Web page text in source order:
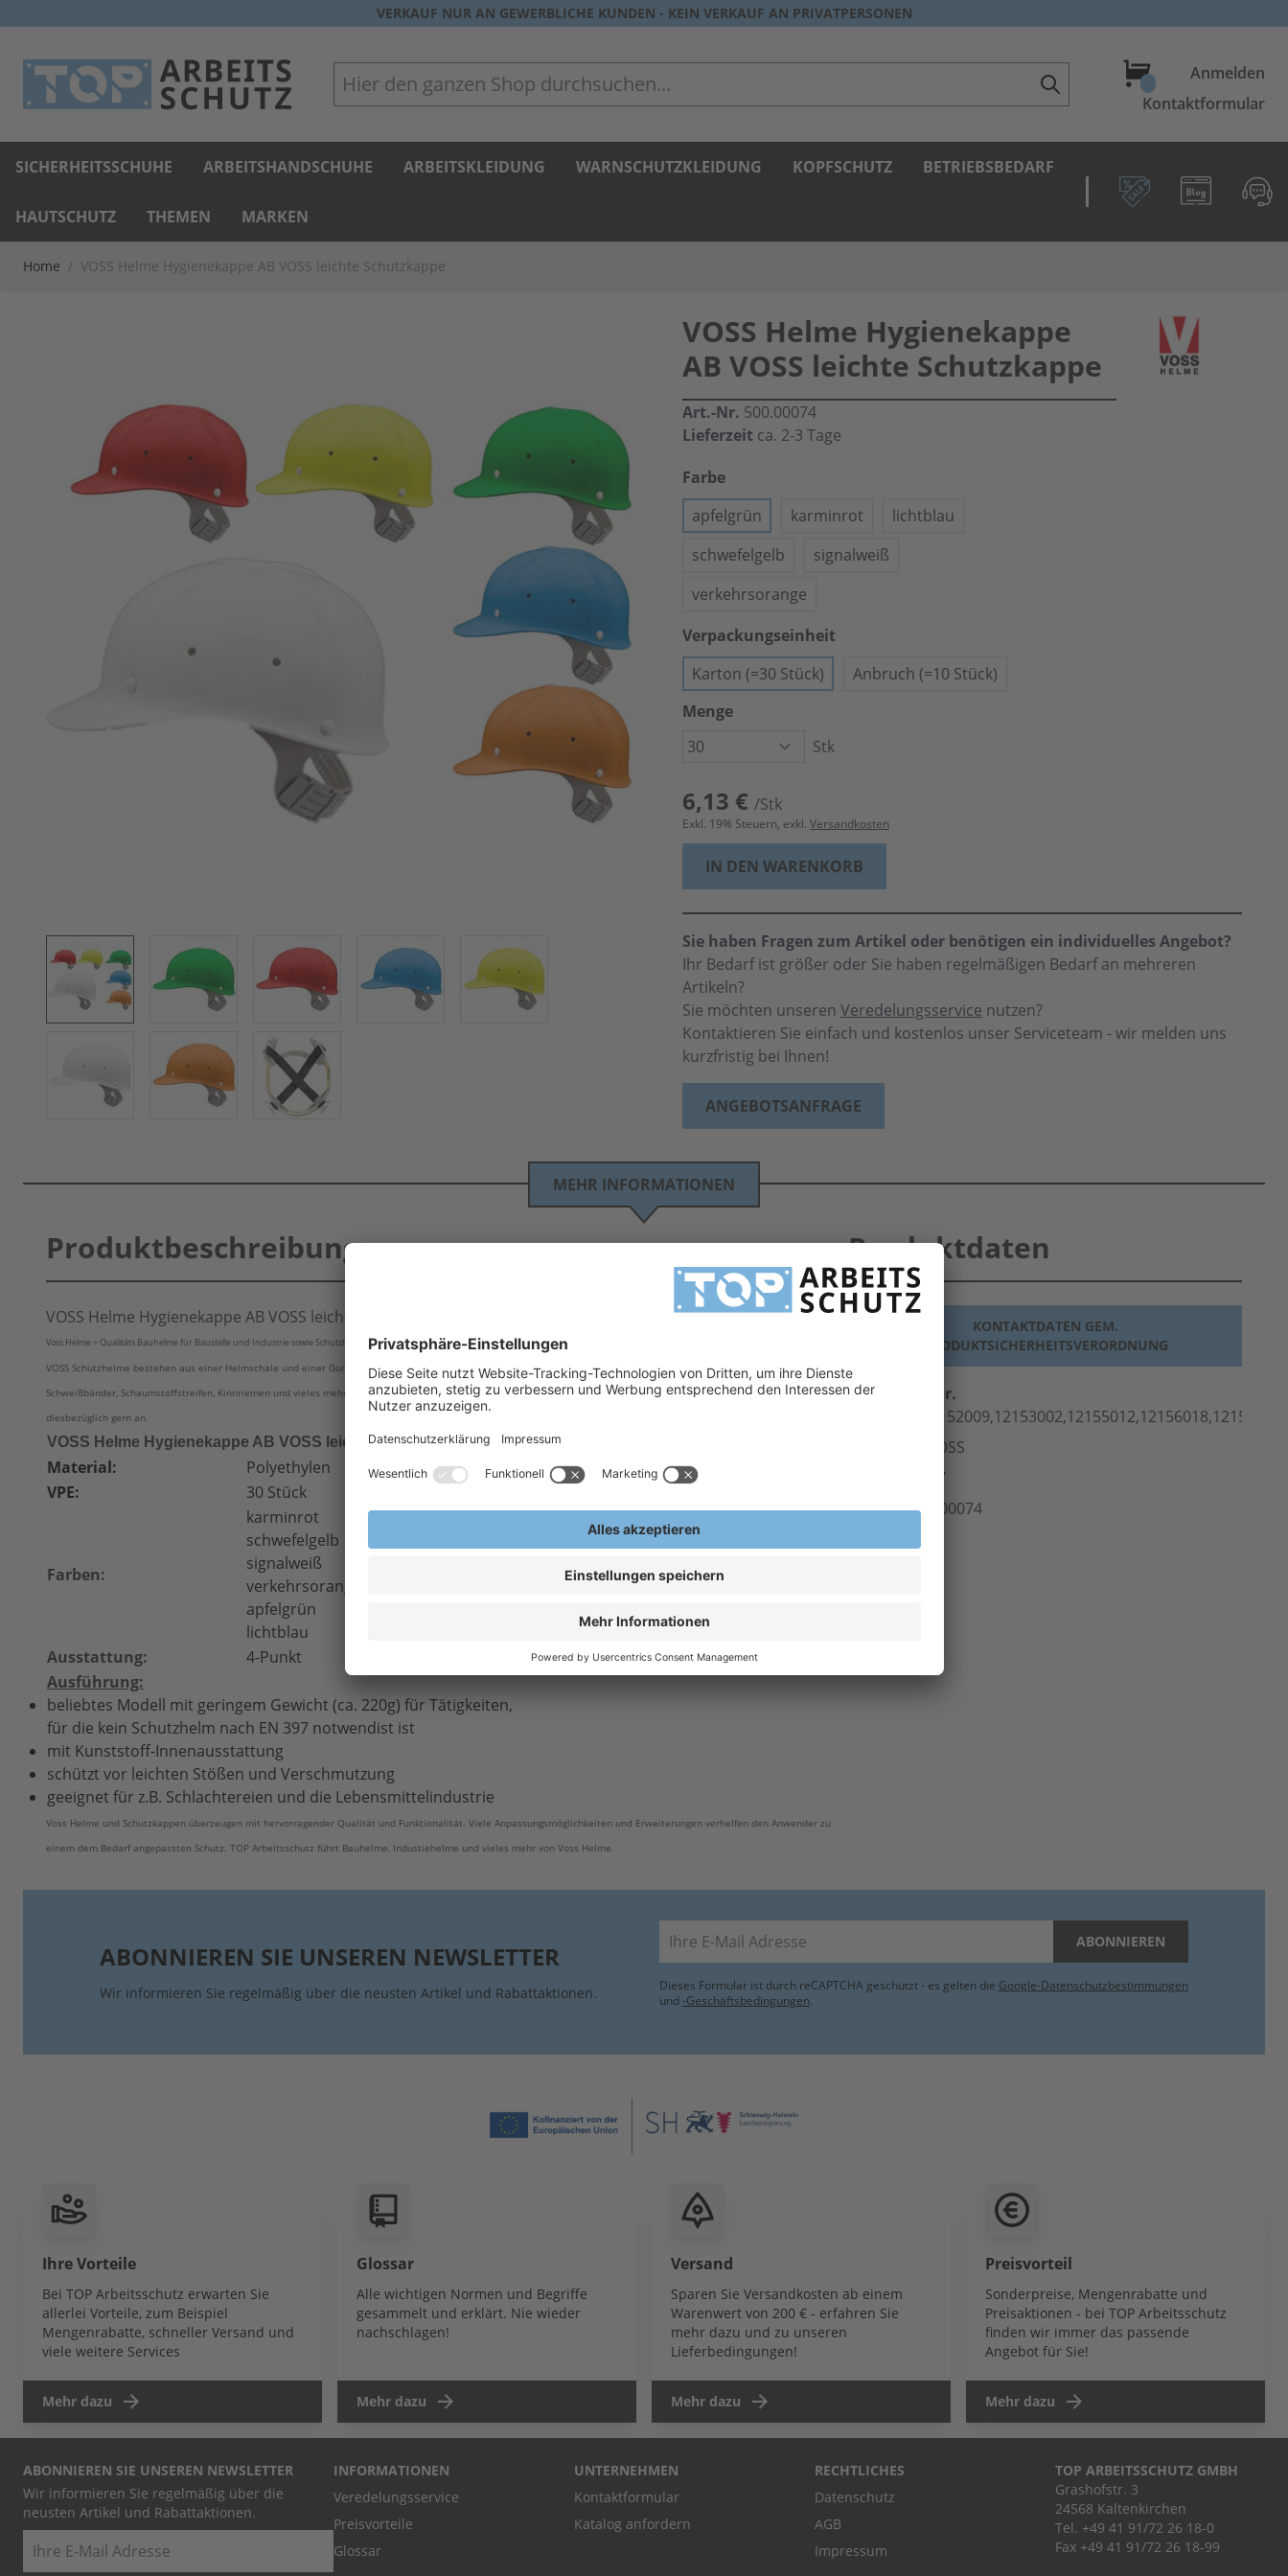
VERKAUF NUR AN GEWERBLICHE KUNDEN - KEIN VERKAUF AN PRIVATPERSONEN
Hier den ganzen Shop durchsuchen... WarenkorbAnmelden
Kontaktformular
SICHERHEITSSCHUHE ARBEITSHANDSCHUHE ARBEITSKLEIDUNG WARNSCHUTZKLEIDUNG KOPFSCHUTZ BETRIEBSBEDARF
HAUTSCHUTZ THEMEN MARKEN
Home / VOSS Helme Hygienekappe AB VOSS leichte Schutzkappe
VOSS Helme Hygienekappe
AB VOSS leichte Schutzkappe
Art.-Nr. 500.00074
Lieferzeit ca. 2-3 Tage
Farbe
apfelgrün
karminrot
lichtblau
schwefelgelb
signalweiß
verkehrsorange
Verpackungseinheit
Karton (=30 Stück)
Anbruch (=10 Stück)
Menge
Stk
6,13 € /Stk
Exkl. 19% Steuern, exkl. Versandkosten
IN DEN WARENKORB
Sie haben Fragen zum Artikel oder benötigen ein individuelles Angebot?
Ihr Bedarf ist größer oder Sie haben regelmäßigen Bedarf an mehreren
Artikeln?
Sie möchten unseren Veredelungsservice nutzen?
Kontaktieren Sie einfach und kostenlos unser Serviceteam - wir melden uns
kurzfristig bei Ihnen!
ANGEBOTSANFRAGE
MEHR INFORMATIONEN
Produktbeschreibung
VOSS Helme Hygienekappe AB VOSS leichte Schutzkappe
Voss Helme > Qualitäts Bauhelme für Baustelle und Industrie sowie Schutzhelme für spezielle Einsatzzwecke > Preise für Großmengen auf Anfrage > Helme z. T. auch mit Aufdruck möglich
VOSS Schutzhelme bestehen aus einer Helmschale und einer Gurtband- oder Kunststoff-Innenausstattung. Modellabhängig oder auf Wunsch gibt es regulierbare Belüftung,
Schweißbänder, Schaumstoffstreifen, Kinnriemen und vieles mehr. Welcher VOSS-Helm für Sie der richtige ist, hängt vom jeweiligen Einsatzzweck ab >> sprechen Sie uns
diesbezüglich gern an.
VOSS Helme Hygienekappe AB VOSS leichte Schutzkappe
Material:
Polyethylen
VPE:
30 Stück
Farben:
karminrot
schwefelgelb
signalweiß
verkehrsorange
apfelgrün
lichtblau
Ausstattung:
4-Punkt
Ausführung:
beliebtes Modell mit geringem Gewicht (ca. 220g) für Tätigkeiten,
für die kein Schutzhelm nach EN 397 notwendist ist
mit Kunststoff-Innenausstattung
schützt vor leichten Stößen und Verschmutzung
geeignet für z.B. Schlachtereien und die Lebensmittelindustrie
Voss Helme und Schutzkappen überzeugen mit hervorragender Qualität und Funktionalität. Viele Anpassungsmöglichkeiten und Erweiterungen verhelfen den Anwender zu
einem dem Bedarf angepassten Schutz. TOP Arbeitsschutz führt Bauhelme, Industiehelme und vieles mehr von Voss Helme.
Produktdaten
KONTAKTDATEN GEM.
PRODUKTSICHERHEITSVERORDNUNG
Herst.-Art.-Nr.
12151016,12152009,12153002,12155012,12156018,12159003
VOSS
EN 397
Art.-Nr.500.00074
ABONNIEREN SIE UNSEREN NEWSLETTER
Wir informieren Sie regelmäßig über die neusten Artikel und Rabattaktionen.
E-Mail ABONNIEREN
Dieses Formular ist durch reCAPTCHA geschützt - es gelten die Google-Datenschutzbestimmungen
und -Geschäftsbedingungen.
Ihre Vorteile
Bei TOP Arbeitsschutz erwarten Sie
allerlei Vorteile, zum Beispiel
Mengenrabatte, schneller Versand und
viele weitere Services
Mehr dazu
Glossar
Alle wichtigen Normen und Begriffe
gesammelt und erklärt. Nie wieder
nachschlagen!
Mehr dazu
Versand
Sparen Sie Versandkosten ab einem
Warenwert von 200 € - erfahren Sie
mehr dazu und zu unseren
Lieferbedingungen!
Mehr dazu
Preisvorteil
Sonderpreise, Mengenrabatte und
Preisaktionen - bei TOP Arbeitsschutz
finden wir immer das passende
Angebot für Sie!
Mehr dazu
ABONNIEREN SIE UNSEREN NEWSLETTER
Wir informieren Sie regelmäßig über die
neusten Artikel und Rabattaktionen.
E-Mail
INFORMATIONEN
Veredelungsservice
Preisvorteile
Glossar
UNTERNEHMEN
Kontaktformular
Katalog anfordern
RECHTLICHES
Datenschutz
AGB
Impressum
TOP ARBEITSSCHUTZ GMBH
Grashofstr. 3
24568 Kaltenkirchen
Tel. +49 41 91/72 26 18-0
Fax +49 41 91/72 26 18-99